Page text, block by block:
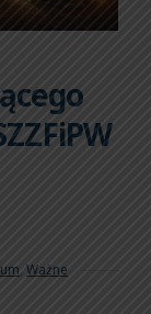
, Ważne